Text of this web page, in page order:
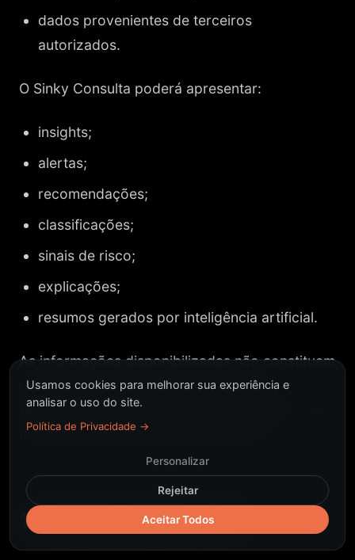
dados provenientes de terceiros
autorizados.
O Sinky Consulta poderá apresentar:
insights;
alertas;
recomendações;
classificações;
sinais de risco;
explicações;
resumos gerados por inteligência artificial.
As informações disponibilizadas não constituem
recomendação financeira, jurídica ou
regulatória e devem ser avaliadas pelo Cliente
antes da tomada de qualquer decisão.
13. SINKY ANALYTICS
Usamos cookies para melhorar sua experiência e
analisar o uso do site.
Política de Privacidade →
Personalizar
Rejeitar
Aceitar Todos